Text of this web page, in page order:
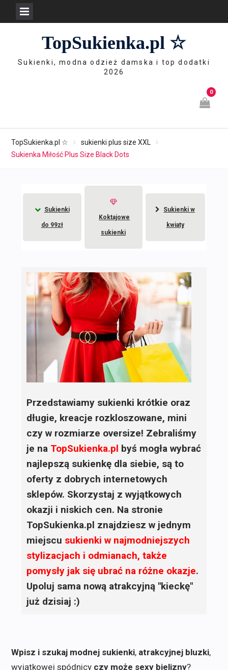
TopSukienka.pl ☆
Sukienki, modna odzież damska i top dodatki
2026
0
TopSukienka.pl ☆
sukienki plus size XXL
Sukienka Miłość Plus Size Black Dots
Sukienki
do 99zł
Koktajowe
sukienki
Sukienki w
kwiaty
Przedstawiamy sukienki krótkie oraz
długie, kreacje rozkloszowane, mini
czy w rozmiarze oversize! Zebraliśmy
je na TopSukienka.pl byś mogła wybrać
najlepszą sukienkę dla siebie, są to
oferty z dobrych internetowych
sklepów. Skorzystaj z wyjątkowych
okazji i niskich cen. Na stronie
TopSukienka.pl znajdziesz w jednym
miejscu sukienki w najmodniejszych
stylizacjach i odmianach, także
pomysły jak się ubrać na różne okazje.
Upoluj sama nową atrakcyjną "kieckę"
już dzisiaj :)
Wpisz i szukaj modnej sukienki, atrakcyjnej bluzki,
wyjątkowej spódnicy czy może sexy bielizny?